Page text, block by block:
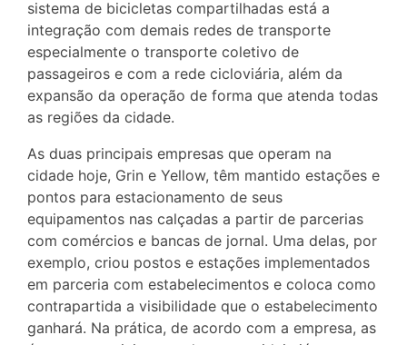
sistema de bicicletas compartilhadas está a
integração com demais redes de transporte
especialmente o transporte coletivo de
passageiros e com a rede cicloviária, além da
expansão da operação de forma que atenda todas
as regiões da cidade.
As duas principais empresas que operam na
cidade hoje, Grin e Yellow, têm mantido estações e
pontos para estacionamento de seus
equipamentos nas calçadas a partir de parcerias
com comércios e bancas de jornal. Uma delas, por
exemplo, criou postos e estações implementados
em parceria com estabelecimentos e coloca como
contrapartida a visibilidade que o estabelecimento
ganhará. Na prática, de acordo com a empresa, as